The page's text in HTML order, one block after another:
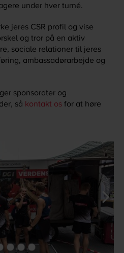
under hver turné.
jeres CSR profil og vise
og tror på en aktiv
sociale relationer til jeres
ambassadørarbejde og
sponsorater og
så kontakt os for at høre